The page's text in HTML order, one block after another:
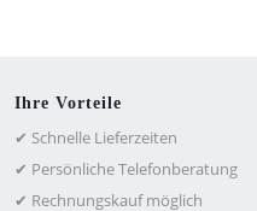
Ihre Vorteile
✔ Schnelle Lieferzeiten
✔ Persönliche Telefonberatung
✔ Rechnungskauf möglich